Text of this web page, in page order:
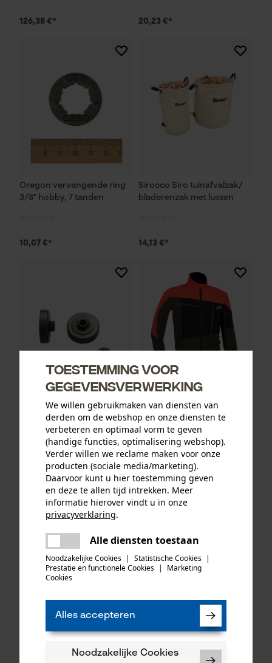
126,38 €* 20,23 €*
Oregon vervangende ring
3/8" hobby, 7 tanden
10,07 €*
Sirocco Siro tuinafvalzak/
bladerenzak met lussen
14,13 €*
Oregon ringtandwiel 325, 7
tanden incl. aandrijfring bijv.
geschikt voor Jonsered
35,49 €*
PSS functionele jas X-treme
Breeze rood/groen
192,17 €*
gereedschap 905
Toestemming voor
gegevensverwerking
We willen gebruikmaken van diensten van
derden om de webshop en onze diensten te
verbeteren en optimaal vorm te geven
(handige functies, optimalisering webshop).
Verder willen we reclame maken voor onze
producten (sociale media/marketing).
Daarvoor kunt u hier toestemming geven
en deze te allen tijd intrekken. Meer
informatie hierover vindt u in onze
privacyverklaring.
Alle diensten toestaan
Noodzakelijke Cookies | Statistische Cookies |
Prestatie en functionele Cookies |
Marketing
Cookies
Alles accepteren
Noodzakelijke Cookies
Er is een fout opgetreden. Gelieve
het opnieuw te proberen.
delen
mail